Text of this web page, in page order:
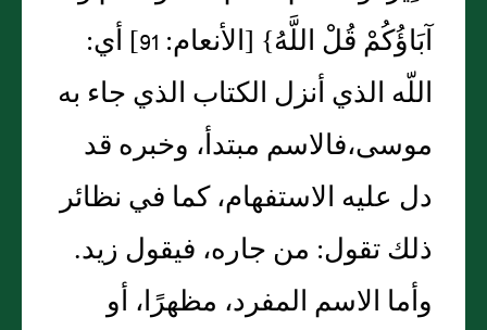
آبَاؤُكُمْ قُلْ اللَّهُ‏}‏ ‏[‏الأنعام‏:‏ 91‏]‏ أي‏:‏
اللّه الذي أنزل الكتاب الذي جاء به
موسى،فالاسم مبتدأ، وخبره قد
دل عليه الاستفهام، كما في نظائر
ذلك تقول‏:‏ من جاره، فيقول زيد‏.‏
وأما الاسم المفرد، مظهرًا، أو